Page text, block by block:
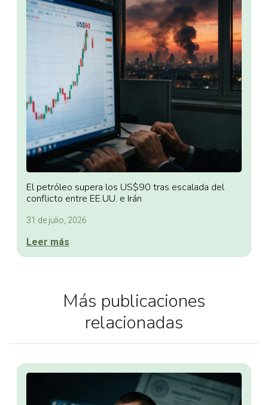
El petróleo supera los US$90 tras escalada del
conflicto entre EE.UU. e Irán
31 de julio, 2026
Leer más
Más publicaciones
relacionadas